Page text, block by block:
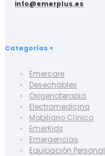
info@emerplus.es
Categorías +
Emercare
Desechables
Oxigenoterapia
Electromedicina
Mobiliario Clínico
EmerKids
Emergencias
Equipación Personal